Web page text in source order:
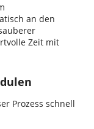
an den
Zeit mit
Prozess schnell